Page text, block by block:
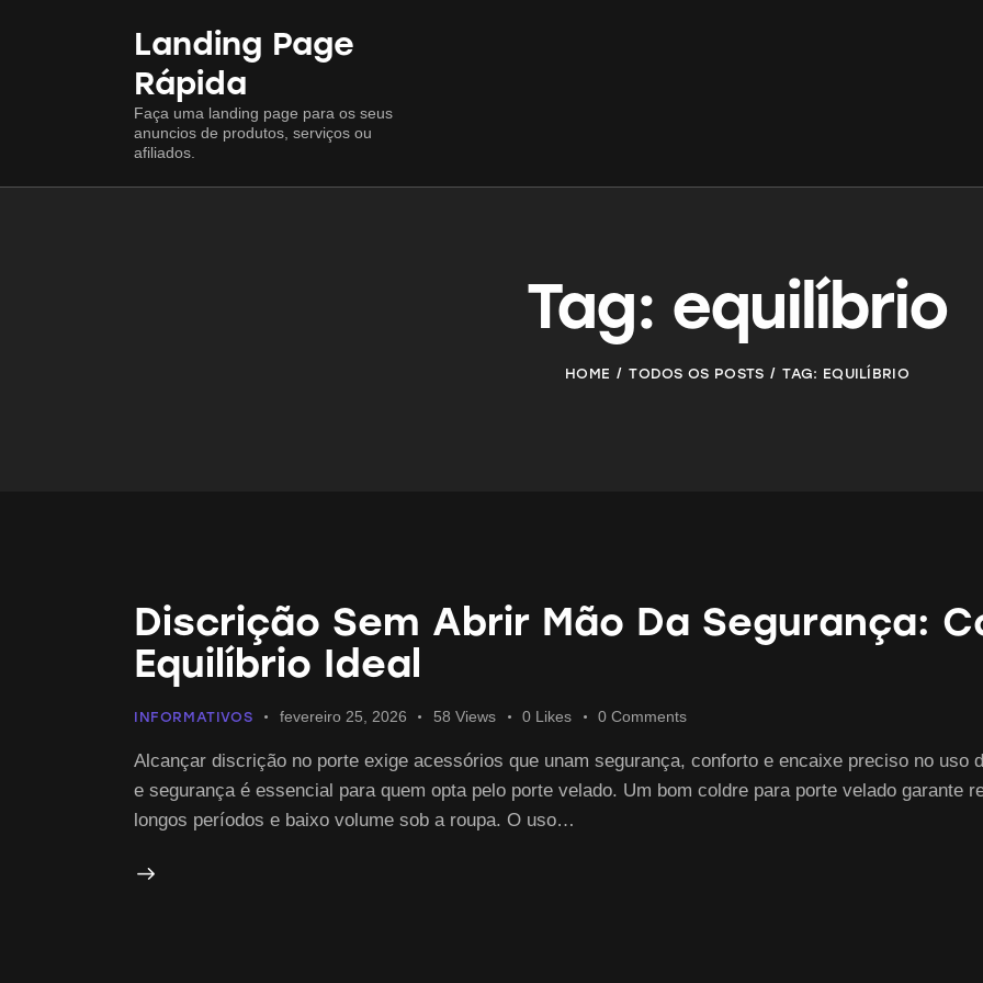
Landing Page
Rápida
Faça uma landing page para os seus
anuncios de produtos, serviços ou
afiliados.
Tag: equilíbrio
HOME TODOS OS POSTS TAG: EQUILÍBRIO
Discrição Sem Abrir Mão Da Segurança:
Equilíbrio Ideal
INFORMATIVOS fevereiro 25, 2026 58 Views 0 Likes 0 Comments
Alcançar discrição no porte exige acessórios que unam segurança, conforto e encaixe preciso no uso
e segurança é essencial para quem opta pelo porte velado. Um bom coldre para porte velado garante
longos períodos e baixo volume sob a roupa. O uso…